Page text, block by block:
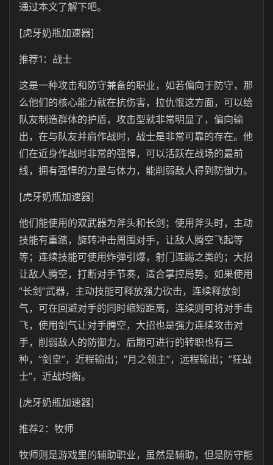
通过本文了解下吧。
[虎牙奶瓶加速器]
推荐1：战士
这是一种攻击和防守兼备的职业，如若偏向于防守，那
么他们的核心能力就在抗伤害，拉仇恨这方面，可以给
队友制造群体的护盾，攻击型就非常明显了，偏向输
出，在与队友并肩作战时，战士是非常可靠的存在。他
们在近身作战时非常的强悍，可以活跃在战场的最前
线，拥有强悍的力量与体力，能削弱敌人得到防御力。
[虎牙奶瓶加速器]
他们能使用的双武器为斧头和长剑；使用斧头时，主动
技能有重踏，旋转冲击周围对手，让敌人腾空飞起等
等；连续技能可使用炸弹引爆，射门连踢之类的；大招
让敌人腾空，打断对手节奏，适合掌控局势。如果使用
“长剑”武器，主动技能可释放强力砍击，连续释放剑
气，可在回避对手的同时缩短距离，连续则可将对手击
飞，使用剑气让对手腾空，大招也是强力连续攻击对
手，削弱敌人的防御力。后期可进行的转职也有三
种，”剑皇”，近程输出；”月之领主”，远程输出；”狂战
士”，近战均衡。
[虎牙奶瓶加速器]
推荐2：牧师
牧师则是游戏里的辅助职业，虽然是辅助，但是防守能